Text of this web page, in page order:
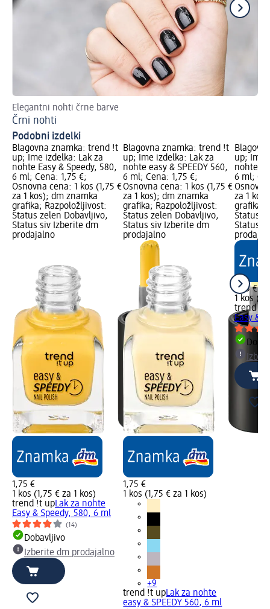
Elegantni nohti črne barve
Črni nohti
Podobni izdelki
Blagovna znamka: trend !t
up; Ime izdelka: Lak za
nohte Easy & Speedy, 580,
6 ml; Cena: 1,75 €;
Osnovna cena: 1 kos (1,75 €
za 1 kos); dm znamka
grafika; Razpoložljivost:
Status zelen Dobavljivo,
Status siv Izberite dm
prodajalno
1,75 €
1 kos (1,75 € za 1 kos)
trend !t upLak za nohte
Easy & Speedy, 580, 6 ml
(14)
Dobavljivo
Izberite dm prodajalno
Blagovna znamka: trend !t
up; Ime izdelka: Lak za
nohte easy & SPEEDY 560,
6 ml; Cena: 1,75 €;
Osnovna cena: 1 kos (1,75 €
za 1 kos); dm znamka
grafika; Razpoložljivost:
Status zelen Dobavljivo,
Status siv Izberite dm
prodajalno
1,75 €
1 kos (1,75 € za 1 kos)
+9
trend !t upLak za nohte
easy & SPEEDY 560, 6 ml
up; Ime
nohte
6 ml;
za 1
grafika;
Status
Status
1,75 €
1 kos
trend !t
Easy &